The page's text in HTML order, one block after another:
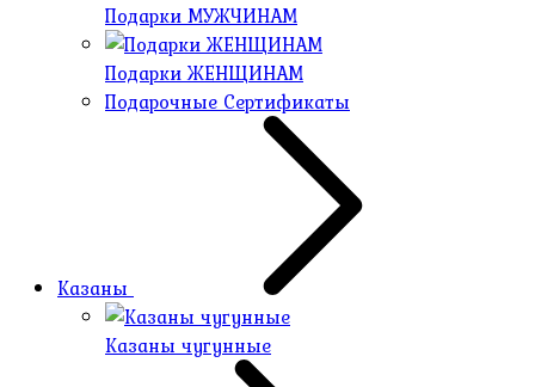
Подарки МУЖЧИНАМ
Подарки ЖЕНЩИНАМ
Подарочные Сертификаты
Казаны
Казаны чугунные